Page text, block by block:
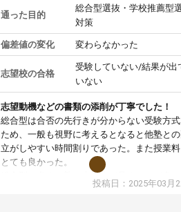
通った目的
総合型選抜・学校推薦型
対策
偏差値の変化 変わらなかった
志望校の合格
受験していない/結果が出
いない
志望動機などの書類の添削が丁寧でした！
総合型は合否の先行きが分からない受験方
ため、一般も視野に考えるとなると他塾と
立がしやすい時間割りであった。また授業料
とても良かった。
総合型の多くの塾は大学生が見ることが多い
が、はたらく部総合型コースは大学生の目
投稿日：2025年03月